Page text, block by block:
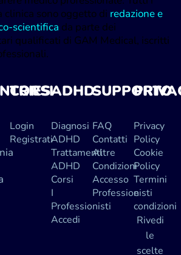
sono oggetto di redazione e
scientifica da parte dei
qualificati di GAM Medical, iscritti
CORSI
Login
Registrati
ADHD
Diagnosi
ADHD
Trattamenti
ADHD
Corsi
I
Professionisti
Accedi
SUPPORTO
FAQ
Contatti
Altre
Condizioni
Accesso
Professionisti
Privacy
Policy
Cookie
Policy
Termini
e
condizioni
Rivedi
le
scelte